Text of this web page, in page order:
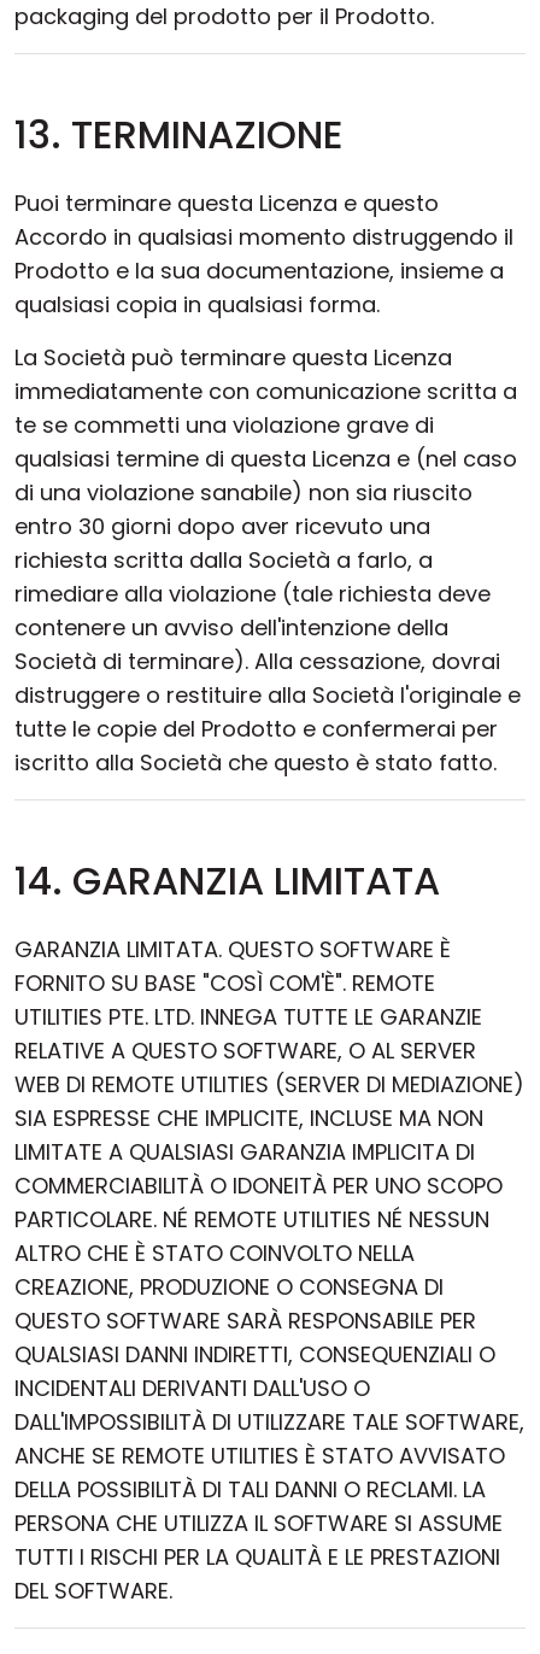
packaging del prodotto per il Prodotto.
13. TERMINAZIONE
Puoi terminare questa Licenza e questo
Accordo in qualsiasi momento distruggendo il
Prodotto e la sua documentazione, insieme a
qualsiasi copia in qualsiasi forma.
La Società può terminare questa Licenza
immediatamente con comunicazione scritta a
te se commetti una violazione grave di
qualsiasi termine di questa Licenza e (nel caso
di una violazione sanabile) non sia riuscito
entro 30 giorni dopo aver ricevuto una
richiesta scritta dalla Società a farlo, a
rimediare alla violazione (tale richiesta deve
contenere un avviso dell'intenzione della
Società di terminare). Alla cessazione, dovrai
distruggere o restituire alla Società l'originale e
tutte le copie del Prodotto e confermerai per
iscritto alla Società che questo è stato fatto.
14. GARANZIA LIMITATA
GARANZIA LIMITATA. QUESTO SOFTWARE È
FORNITO SU BASE "COSÌ COM'È". REMOTE
UTILITIES PTE. LTD. INNEGA TUTTE LE GARANZIE
RELATIVE A QUESTO SOFTWARE, O AL SERVER
WEB DI REMOTE UTILITIES (SERVER DI MEDIAZIONE)
SIA ESPRESSE CHE IMPLICITE, INCLUSE MA NON
LIMITATE A QUALSIASI GARANZIA IMPLICITA DI
COMMERCIABILITÀ O IDONEITÀ PER UNO SCOPO
PARTICOLARE. NÉ REMOTE UTILITIES NÉ NESSUN
ALTRO CHE È STATO COINVOLTO NELLA
CREAZIONE, PRODUZIONE O CONSEGNA DI
QUESTO SOFTWARE SARÀ RESPONSABILE PER
QUALSIASI DANNI INDIRETTI, CONSEQUENZIALI O
INCIDENTALI DERIVANTI DALL'USO O
DALL'IMPOSSIBILITÀ DI UTILIZZARE TALE SOFTWARE,
ANCHE SE REMOTE UTILITIES È STATO AVVISATO
DELLA POSSIBILITÀ DI TALI DANNI O RECLAMI. LA
PERSONA CHE UTILIZZA IL SOFTWARE SI ASSUME
TUTTI I RISCHI PER LA QUALITÀ E LE PRESTAZIONI
DEL SOFTWARE.